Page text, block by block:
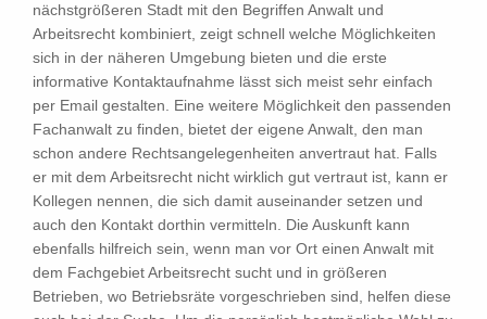
nächstgrößeren Stadt mit den Begriffen Anwalt und
Arbeitsrecht kombiniert, zeigt schnell welche Möglichkeiten
sich in der näheren Umgebung bieten und die erste
informative Kontaktaufnahme lässt sich meist sehr einfach
per Email gestalten. Eine weitere Möglichkeit den passenden
Fachanwalt zu finden, bietet der eigene Anwalt, den man
schon andere Rechtsangelegenheiten anvertraut hat. Falls
er mit dem Arbeitsrecht nicht wirklich gut vertraut ist, kann er
Kollegen nennen, die sich damit auseinander setzen und
auch den Kontakt dorthin vermitteln. Die Auskunft kann
ebenfalls hilfreich sein, wenn man vor Ort einen Anwalt mit
dem Fachgebiet Arbeitsrecht sucht und in größeren
Betrieben, wo Betriebsräte vorgeschrieben sind, helfen diese